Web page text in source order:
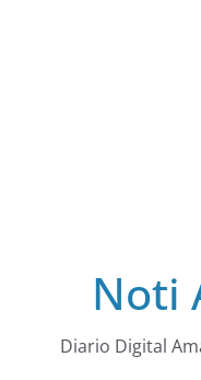
Noti
Diario Digital